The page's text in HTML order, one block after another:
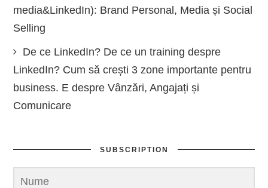
media&LinkedIn): Brand Personal, Media și Social
Selling
De ce LinkedIn? De ce un training despre
LinkedIn? Cum să crești 3 zone importante pentru
business. E despre Vânzări, Angajați și
Comunicare
SUBSCRIPTION